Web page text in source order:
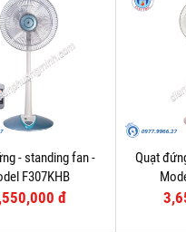
- standing fan -
F307KHB
đ
Quạt